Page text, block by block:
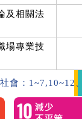
及相關法
場專業技
會：